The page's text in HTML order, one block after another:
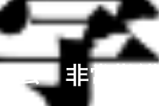
ム 非常勤